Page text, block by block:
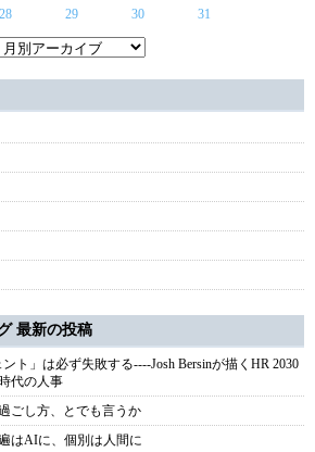
28 29 30 31
最新の投稿
ト」は必ず失敗する----Josh Bersinが描くHR 2030
代の人事
ごし方、とでも言うか
はAIに、個別は人間に